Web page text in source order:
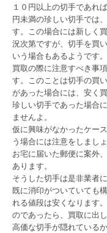
１０円以上の切手であれ
円未満の珍しい切手では
す。この場合には新しく
況次第ですが、切手を買
いう場合もあるようです。
買取の際に注意すべき事
す。このことは切手の買
があった場合には、安く
珍しい切手であった場合
ませんよ。
仮に興味がなかったケー
う場合には注意をしましょ
お宅に届いた郵便に案外
あります。
そうした切手は是非業者
既に消印がついていても
れる値段は安くなります
のであったら、買取に出し
高価な切手が隠れている